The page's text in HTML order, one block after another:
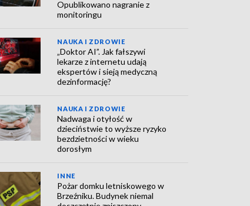
Opublikowano nagranie z
monitoringu
NAUKA I ZDROWIE
„Doktor AI”. Jak fałszywi
lekarze z internetu udają
ekspertów i sieją medyczną
dezinformację?
NAUKA I ZDROWIE
Nadwaga i otyłość w
dzieciństwie to wyższe ryzyko
bezdzietności w wieku
dorosłym
INNE
Pożar domku letniskowego w
Brzeźniku. Budynek niemal